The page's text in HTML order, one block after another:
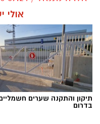
תגים:טיול
אולי
תיקון והתקנה שערים
בדרום